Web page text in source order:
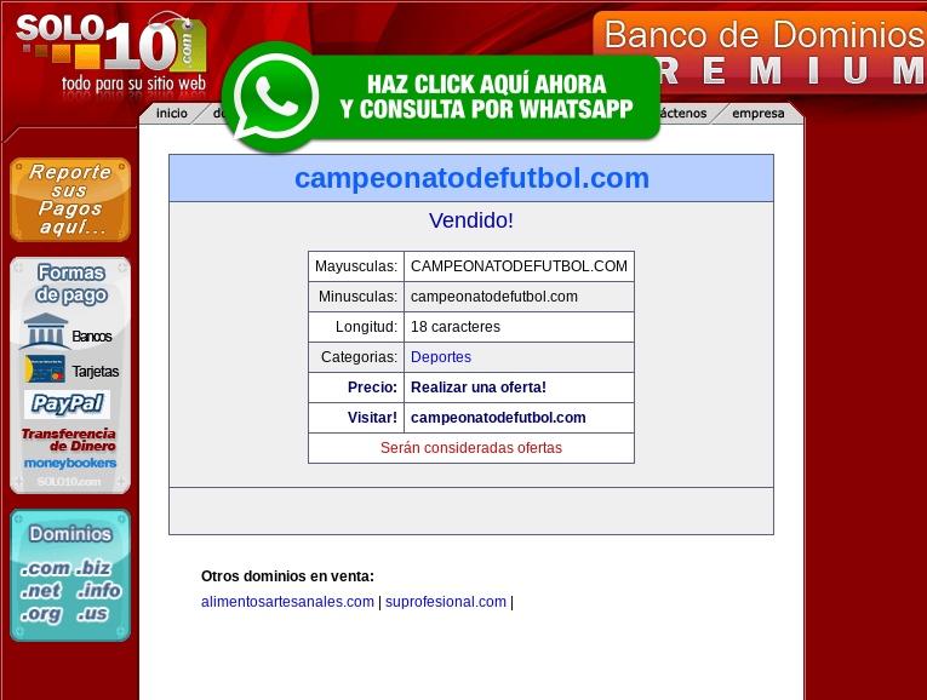
campeonatodefutbol.com
Vendido!
Mayusculas:
CAMPEONATODEFUTBOL.COM
Minusculas:
campeonatodefutbol.com
Longitud:
18 caracteres
Categorias:
Deportes
Precio:
Realizar una oferta!
Visitar!
campeonatodefutbol.com
Serán consideradas ofertas
Otros dominios en venta:
alimentosartesanales.com
suprofesional.com